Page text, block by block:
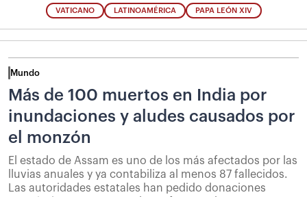
VATICANO LATINOAMÉRICA PAPA LEÓN XIV
Mundo
Más de 100 muertos en India por
inundaciones y aludes causados por
el monzón
El estado de Assam es uno de los más afectados por las
lluvias anuales y ya contabiliza al menos 87 fallecidos.
Las autoridades estatales han pedido donaciones